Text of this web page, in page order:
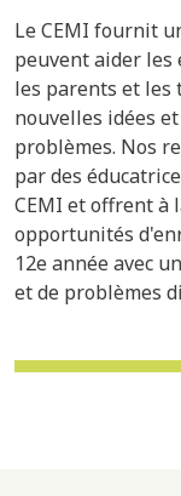
Le CEMI fournit
peuvent aider les
les parents et les
nouvelles idées
problèmes. Nos
par des
CEMI et offrent à
opportunités
12e année avec
et de problèmes